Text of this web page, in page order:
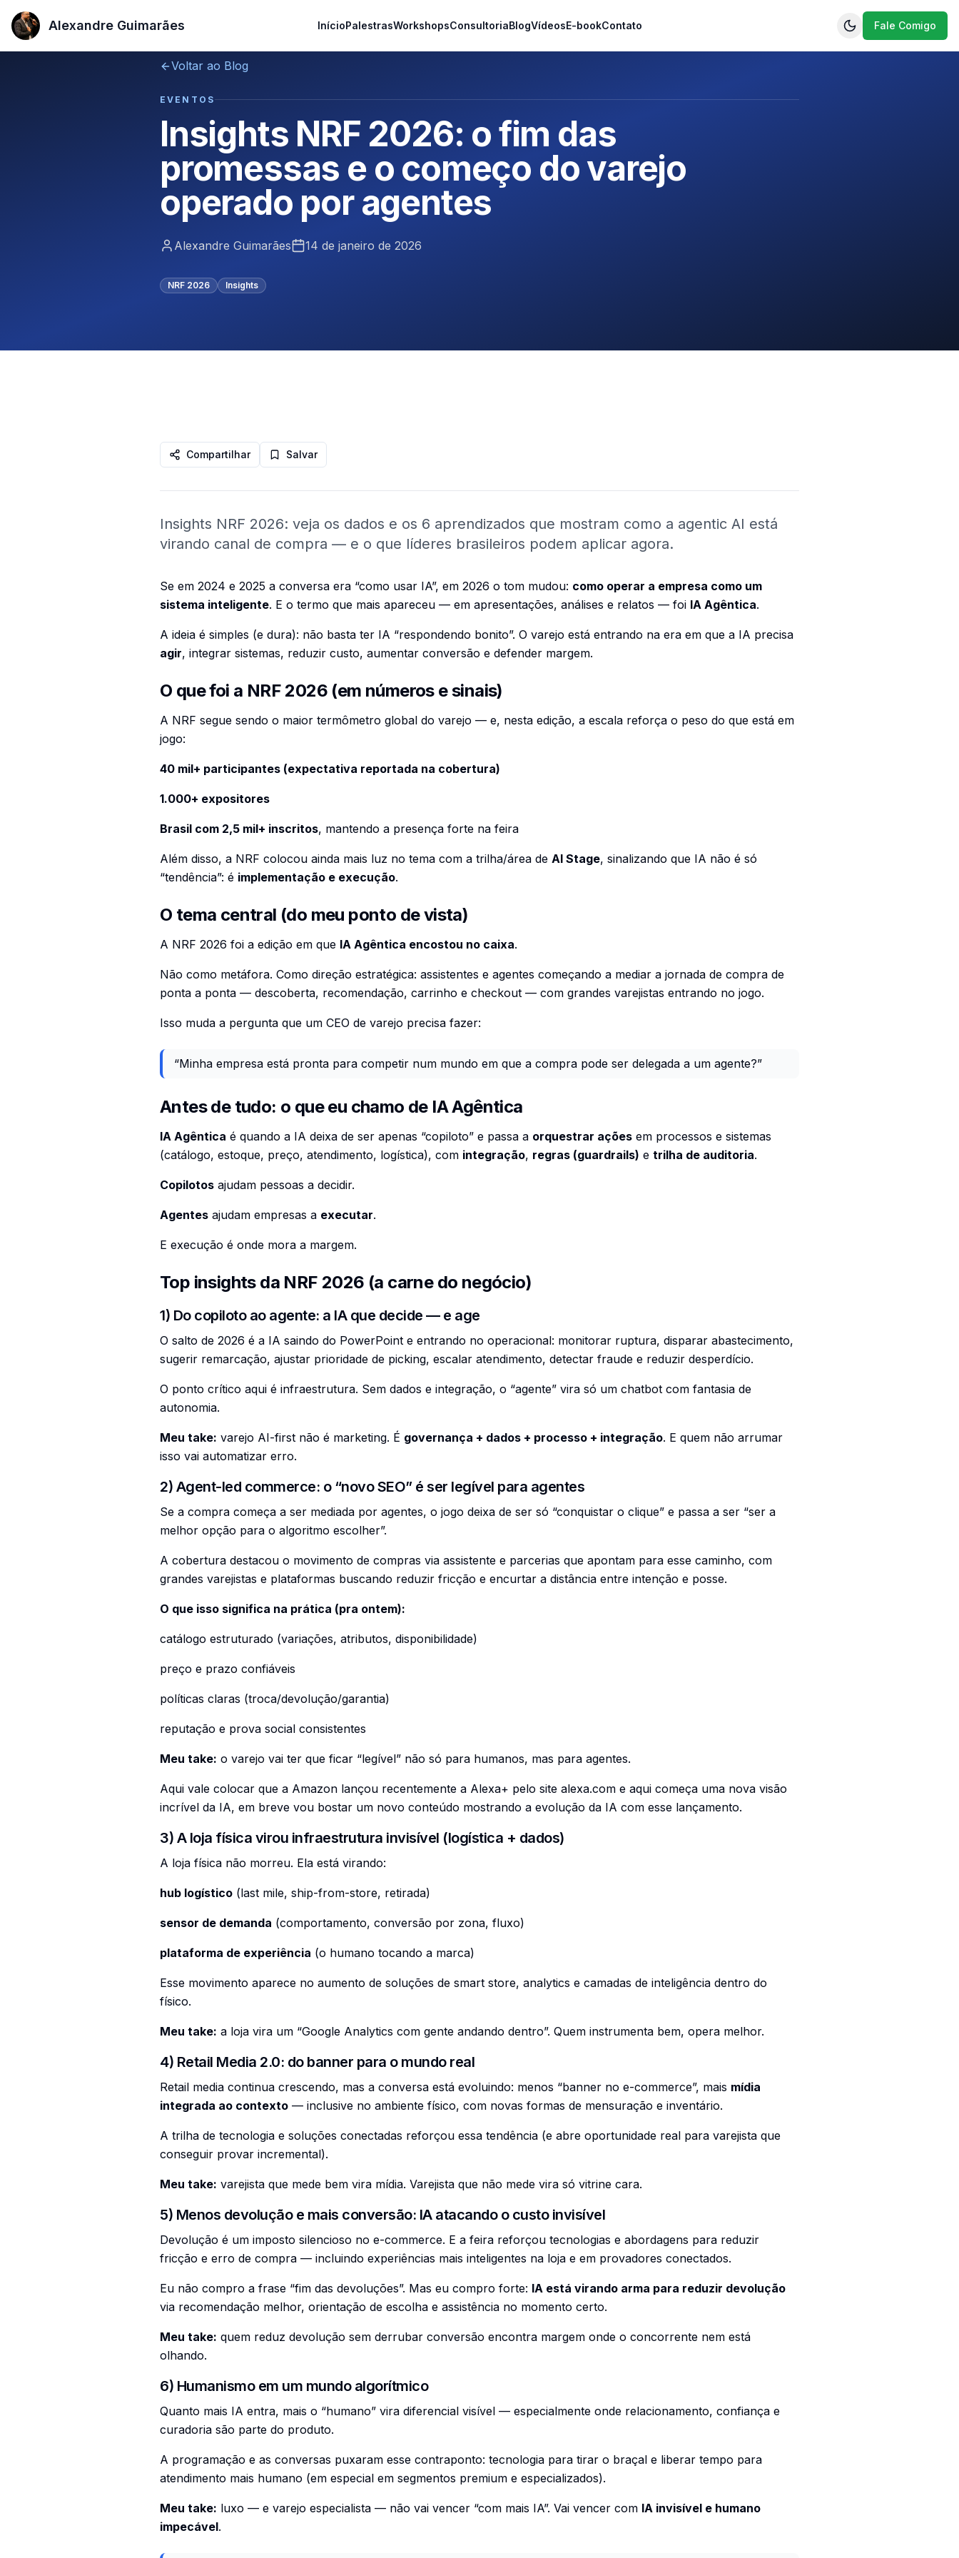
Alexandre Guimarães
Alexandre Guimarães InícioPalestrasWorkshopsConsultoriaBlogVídeosE-bookContato Fale Comigo
Voltar ao Blog
EVENTOS
Insights NRF 2026: o fim das
promessas e o começo do varejo
operado por agentes
Alexandre Guimarães 14 de janeiro de 2026
NRF 2026 Insights
Compartilhar Salvar
Insights NRF 2026: veja os dados e os 6 aprendizados que mostram como a agentic AI está
virando canal de compra — e o que líderes brasileiros podem aplicar agora.
Se em 2024 e 2025 a conversa era “como usar IA”, em 2026 o tom mudou: como operar a empresa como um
sistema inteligente. E o termo que mais apareceu — em apresentações, análises e relatos — foi IA Agêntica.
A ideia é simples (e dura): não basta ter IA “respondendo bonito”. O varejo está entrando na era em que a IA precisa
agir, integrar sistemas, reduzir custo, aumentar conversão e defender margem.
O que foi a NRF 2026 (em números e sinais)
A NRF segue sendo o maior termômetro global do varejo — e, nesta edição, a escala reforça o peso do que está em
jogo:
40 mil+ participantes (expectativa reportada na cobertura)
1.000+ expositores
Brasil com 2,5 mil+ inscritos, mantendo a presença forte na feira
Além disso, a NRF colocou ainda mais luz no tema com a trilha/área de AI Stage, sinalizando que IA não é só
“tendência”: é implementação e execução.
O tema central (do meu ponto de vista)
A NRF 2026 foi a edição em que IA Agêntica encostou no caixa.
Não como metáfora. Como direção estratégica: assistentes e agentes começando a mediar a jornada de compra de
ponta a ponta — descoberta, recomendação, carrinho e checkout — com grandes varejistas entrando no jogo.
Isso muda a pergunta que um CEO de varejo precisa fazer:
“Minha empresa está pronta para competir num mundo em que a compra pode ser delegada a um agente?”
Antes de tudo: o que eu chamo de IA Agêntica
IA Agêntica é quando a IA deixa de ser apenas “copiloto” e passa a orquestrar ações em processos e sistemas
(catálogo, estoque, preço, atendimento, logística), com integração, regras (guardrails) e trilha de auditoria.
Copilotos ajudam pessoas a decidir.
Agentes ajudam empresas a executar.
E execução é onde mora a margem.
Top insights da NRF 2026 (a carne do negócio)
1) Do copiloto ao agente: a IA que decide — e age
O salto de 2026 é a IA saindo do PowerPoint e entrando no operacional: monitorar ruptura, disparar abastecimento,
sugerir remarcação, ajustar prioridade de picking, escalar atendimento, detectar fraude e reduzir desperdício.
O ponto crítico aqui é infraestrutura. Sem dados e integração, o “agente” vira só um chatbot com fantasia de
autonomia.
Meu take: varejo AI-first não é marketing. É governança + dados + processo + integração. E quem não arrumar
isso vai automatizar erro.
2) Agent-led commerce: o “novo SEO” é ser legível para agentes
Se a compra começa a ser mediada por agentes, o jogo deixa de ser só “conquistar o clique” e passa a ser “ser a
melhor opção para o algoritmo escolher”.
A cobertura destacou o movimento de compras via assistente e parcerias que apontam para esse caminho, com
grandes varejistas e plataformas buscando reduzir fricção e encurtar a distância entre intenção e posse.
O que isso significa na prática (pra ontem):
catálogo estruturado (variações, atributos, disponibilidade)
preço e prazo confiáveis
políticas claras (troca/devolução/garantia)
reputação e prova social consistentes
Meu take: o varejo vai ter que ficar “legível” não só para humanos, mas para agentes.
Aqui vale colocar que a Amazon lançou recentemente a Alexa+ pelo site alexa.com e aqui começa uma nova visão
incrível da IA, em breve vou bostar um novo conteúdo mostrando a evolução da IA com esse lançamento.
3) A loja física virou infraestrutura invisível (logística + dados)
A loja física não morreu. Ela está virando:
hub logístico (last mile, ship-from-store, retirada)
sensor de demanda (comportamento, conversão por zona, fluxo)
plataforma de experiência (o humano tocando a marca)
Esse movimento aparece no aumento de soluções de smart store, analytics e camadas de inteligência dentro do
físico.
Meu take: a loja vira um “Google Analytics com gente andando dentro”. Quem instrumenta bem, opera melhor.
4) Retail Media 2.0: do banner para o mundo real
Retail media continua crescendo, mas a conversa está evoluindo: menos “banner no e-commerce”, mais mídia
integrada ao contexto — inclusive no ambiente físico, com novas formas de mensuração e inventário.
A trilha de tecnologia e soluções conectadas reforçou essa tendência (e abre oportunidade real para varejista que
conseguir provar incremental).
Meu take: varejista que mede bem vira mídia. Varejista que não mede vira só vitrine cara.
5) Menos devolução e mais conversão: IA atacando o custo invisível
Devolução é um imposto silencioso no e-commerce. E a feira reforçou tecnologias e abordagens para reduzir
fricção e erro de compra — incluindo experiências mais inteligentes na loja e em provadores conectados.
Eu não compro a frase “fim das devoluções”. Mas eu compro forte: IA está virando arma para reduzir devolução
via recomendação melhor, orientação de escolha e assistência no momento certo.
Meu take: quem reduz devolução sem derrubar conversão encontra margem onde o concorrente nem está
olhando.
6) Humanismo em um mundo algorítmico
Quanto mais IA entra, mais o “humano” vira diferencial visível — especialmente onde relacionamento, confiança e
curadoria são parte do produto.
A programação e as conversas puxaram esse contraponto: tecnologia para tirar o braçal e liberar tempo para
atendimento mais humano (em especial em segmentos premium e especializados).
Meu take: luxo — e varejo especialista — não vai vencer “com mais IA”. Vai vencer com IA invisível e humano
impecável.